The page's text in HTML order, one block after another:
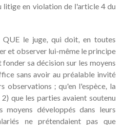
en violation de l'article 4 du
le juge, qui doit, en toutes
et observer lui-même le principe
sa décision sur les moyens
sans avoir au préalable invité
observations ; qu'en l'espèce, la
que les parties avaient soutenu
moyens développés dans leurs
ne prétendaient pas que